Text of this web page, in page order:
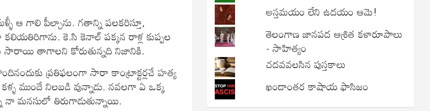
ఆ గాలి పీల్చాను. గతాన్ని పలకరిస్తూ,
కె.సి కెనాల్‌ పక్కన రాళ్ల కుప్పల
సారాయి తాగాలని కోరుతున్నది నిజానికి.
ప్రతిఫలంగా సారా కాంట్రాక్టర్లచే హత్య
నిలబడి వున్నాడు. నవలగా ఏ ఒక్క
మనసులో తిరుగాడుతున్నాయి.
అస్తమయం లేని ఉదయం ఆమె!
తెలంగాణ జానపద ఆశ్రిత కళారూపాలు
- సాహిత్యం
చదవవలసిన పుస్తకాలు
ఖండాంతర కాషాయ ఫాసిజం